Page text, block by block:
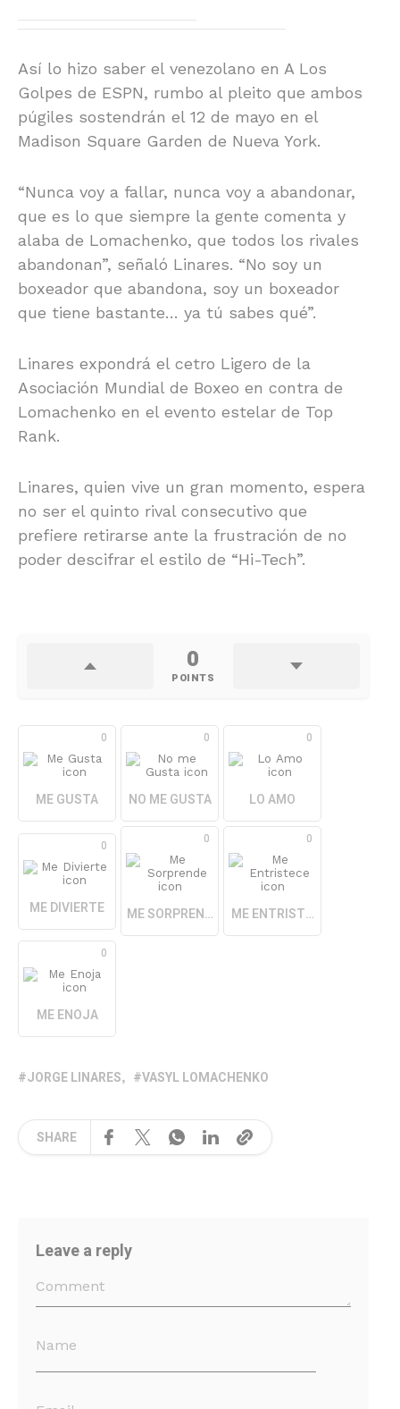
Así lo hizo saber el venezolano en A Los
Golpes de ESPN, rumbo al pleito que ambos
púgiles sostendrán el 12 de mayo en el
Madison Square Garden de Nueva York.
“Nunca voy a fallar, nunca voy a abandonar,
que es lo que siempre la gente comenta y
alaba de Lomachenko, que todos los rivales
abandonan”, señaló Linares. “No soy un
boxeador que abandona, soy un boxeador
que tiene bastante… ya tú sabes qué”.
Linares expondrá el cetro Ligero de la
Asociación Mundial de Boxeo en contra de
Lomachenko en el evento estelar de Top
Rank.
Linares, quien vive un gran momento, espera
no ser el quinto rival consecutivo que
prefiere retirarse ante la frustración de no
poder descifrar el estilo de “Hi-Tech”.
0
POINTS
0
ME GUSTA
0
NO ME GUSTA
0
LO AMO
0
ME DIVIERTE
0
ME SORPRENDE
0
ME ENTRISTECE
0
ME ENOJA
JORGE LINARES VASYL LOMACHENKO
SHARE
Leave a reply